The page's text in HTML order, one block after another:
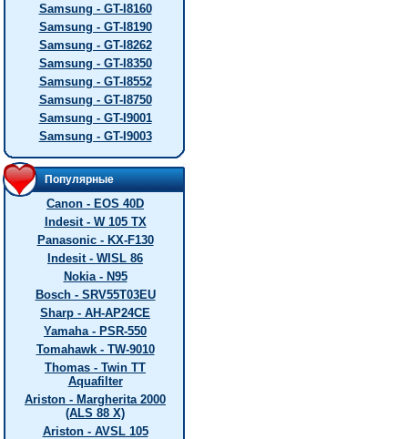
Samsung - GT-I8160
Samsung - GT-I8190
Samsung - GT-I8262
Samsung - GT-I8350
Samsung - GT-I8552
Samsung - GT-I8750
Samsung - GT-I9001
Samsung - GT-I9003
Популярные
Canon - EOS 40D
Indesit - W 105 TX
Panasonic - KX-F130
Indesit - WISL 86
Nokia - N95
Bosch - SRV55T03EU
Sharp - AH-AP24CE
Yamaha - PSR-550
Tomahawk - TW-9010
Thomas - Twin TT
Aquafilter
Ariston - Margherita 2000
(ALS 88 X)
Ariston - AVSL 105